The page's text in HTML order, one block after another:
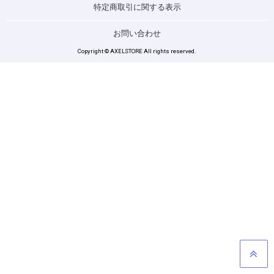
特定商取引に関する表示
お問い合わせ
Copyright © AXELSTORE All rights reserved.